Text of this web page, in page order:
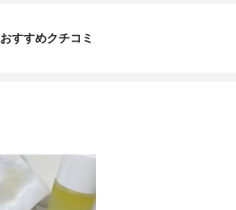
すすめクチコミ